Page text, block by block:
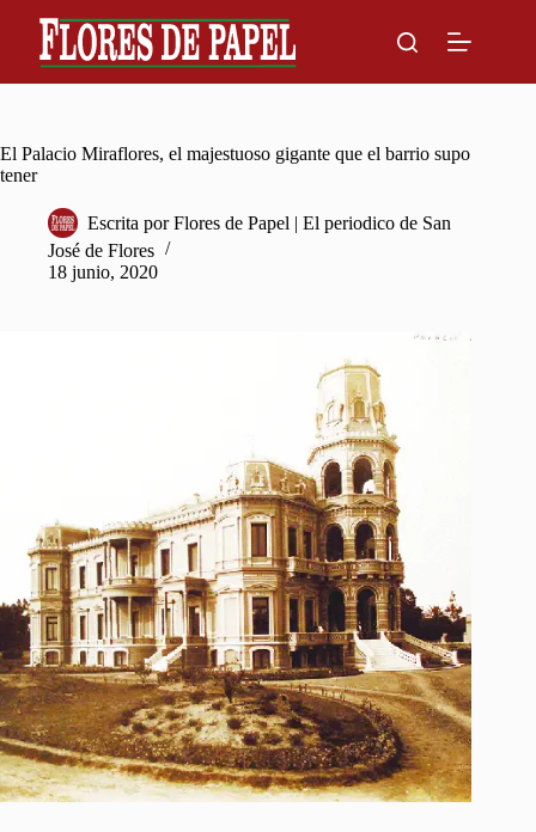
content
El Palacio Miraflores, el majestuoso gigante que el barrio supo
tener
Escrita por Flores de Papel | El periodico de San
José de Flores
18 junio, 2020